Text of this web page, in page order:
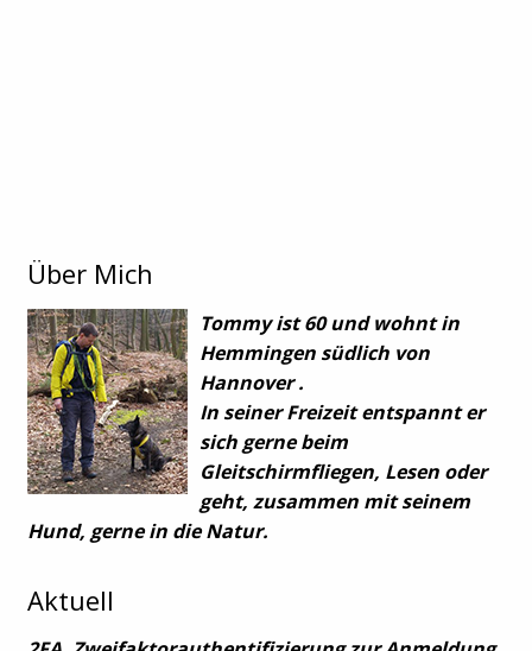
Über Mich
Tommy ist 60 und wohnt in
Hemmingen südlich von
Hannover .
In seiner Freizeit entspannt er
sich gerne beim
Gleitschirmfliegen, Lesen oder
geht, zusammen mit seinem
Hund, gerne in die Natur.
Aktuell